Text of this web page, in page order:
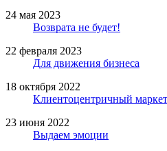
24 мая 2023
Возврата не будет!
22 февраля 2023
Для движения бизнеса
18 октября 2022
Клиентоцентричный
23 июня 2022
Выдаем эмоции